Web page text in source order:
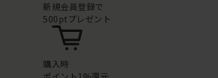
新規会員登録で
500ptプレゼント
購入時